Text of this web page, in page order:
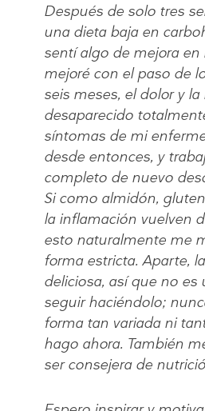
Después de solo tres
una dieta baja en
sentí algo de mejora
mejoré con el paso de
seis meses, el dolor y
desaparecido
síntomas de mi
desde entonces, y
completo de nuevo
Si como almidón,
la inflamación vuelven
esto naturalmente me
forma estricta. Aparte,
deliciosa, así que no es
seguir haciéndolo;
forma tan variada ni
hago ahora. También
ser consejera de